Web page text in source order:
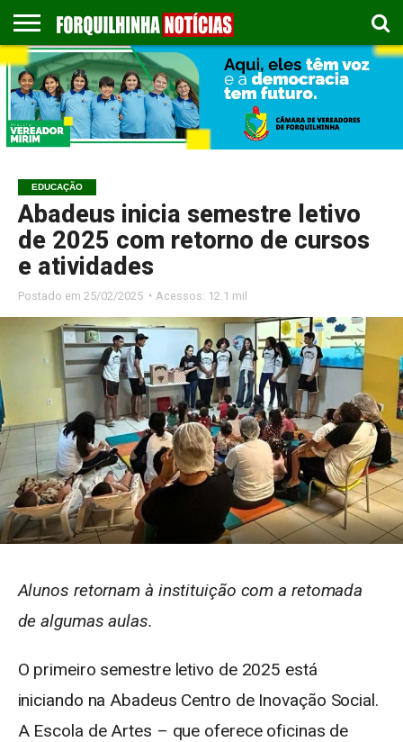
COLUNISTAS
EMPREGOS
ESPORTES
PUBLICAÇÃO
LEGAL
GASTRONOMIA
CONTATO
EDUCAÇÃO
Abadeus inicia semestre letivo
de 2025 com retorno de cursos
e atividades
Postado em 25/02/2025 ◔ Acessos: 12.1 mil
Alunos retornam à instituição com a retomada
de algumas aulas.
O primeiro semestre letivo de 2025 está
iniciando na Abadeus Centro de Inovação Social.
A Escola de Artes – que oferece oficinas de